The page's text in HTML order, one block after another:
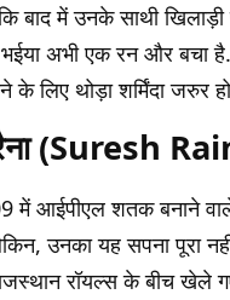
बाद में उनके साथी
भईया अभी एक रन और बचा
के लिए थोड़ा शर्मिंदा जरुर
(Suresh
में आईपीएल शतक बनाने
उनका यह सपना पूरा
रॉयल्स के बीच खेले